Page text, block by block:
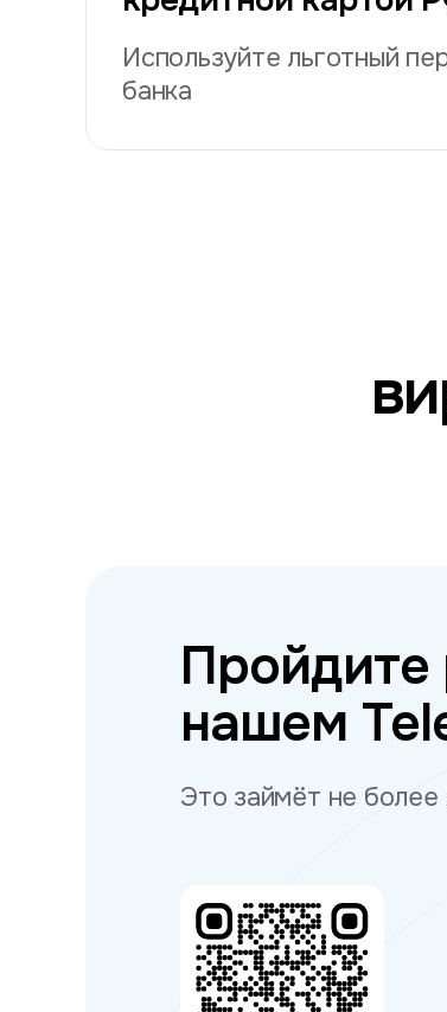
Используйте льготный
банка
Пройдите
нашем
Это займёт не более